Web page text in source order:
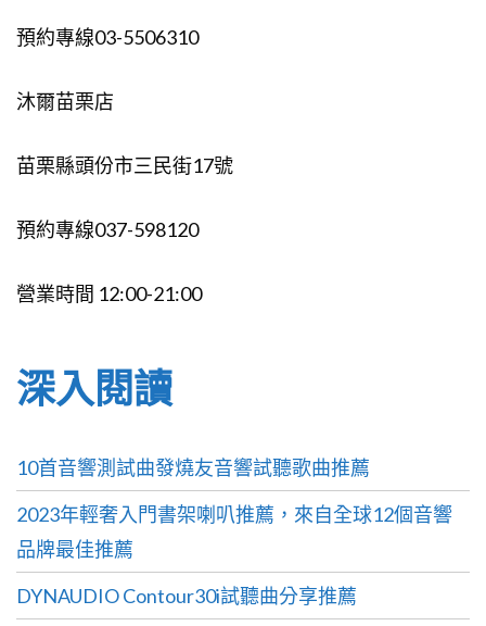
預約專線03-5506310
沐爾苗栗店
苗栗縣頭份市三民街17號
預約專線037-598120
營業時間 12:00-21:00
深入閱讀
10首音響測試曲發燒友音響試聽歌曲推薦
2023年輕奢入門書架喇叭推薦，來自全球12個音響
品牌最佳推薦
DYNAUDIO Contour30i試聽曲分享推薦